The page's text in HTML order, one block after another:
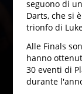
seguono di
Darts, che si
trionfo di
Alle Finals
hanno
30 eventi di
durante